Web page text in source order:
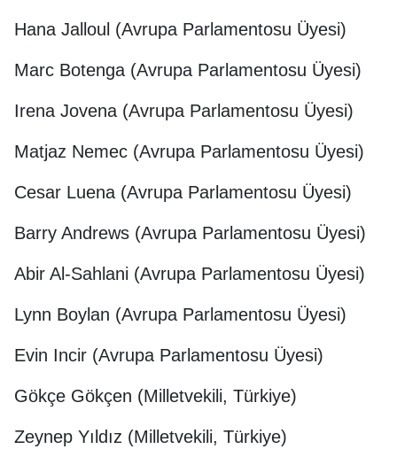
Hana Jalloul (Avrupa Parlamentosu Üyesi)
Marc Botenga (Avrupa Parlamentosu Üyesi)
Irena Jovena (Avrupa Parlamentosu Üyesi)
Matjaz Nemec (Avrupa Parlamentosu Üyesi)
Cesar Luena (Avrupa Parlamentosu Üyesi)
Barry Andrews (Avrupa Parlamentosu Üyesi)
Abir Al-Sahlani (Avrupa Parlamentosu Üyesi)
Lynn Boylan (Avrupa Parlamentosu Üyesi)
Evin Incir (Avrupa Parlamentosu Üyesi)
Gökçe Gökçen (Milletvekili, Türkiye)
Zeynep Yıldız (Milletvekili, Türkiye)